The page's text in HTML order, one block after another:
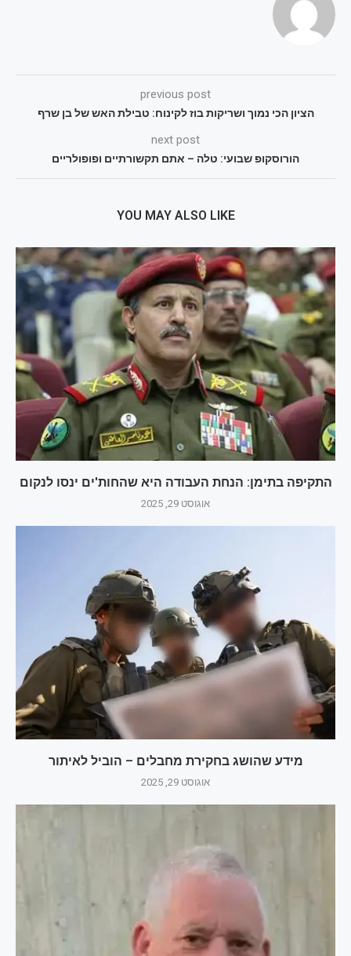
previous post
הציון הכי נמוך ושריקות בוז לקינוח: טבילת האש של בן שרף
next post
הורוסקופ שבועי: טלה – אתם תקשורתיים ופופולריים
YOU MAY ALSO LIKE
התקיפה בתימן: הנחת העבודה היא שהחות'ים ינסו לנקום
אוגוסט 29, 2025
מידע שהושג בחקירת מחבלים – הוביל לאיתור
אוגוסט 29, 2025